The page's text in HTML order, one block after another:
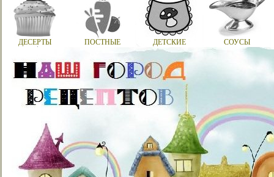
ДЕСЕРТЫ ПОСТНЫЕ ДЕТСКИЕ СОУСЫ